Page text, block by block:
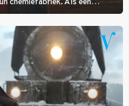
boel op scherp zet, besluit
de tand te voelen.